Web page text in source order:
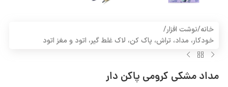
خانه/نوشت افزار/
خودکار، مداد، تراش، پاک کن، لاک غلط گیر، اتود و مغز اتود
مداد مشکی کرومی پاکن دار